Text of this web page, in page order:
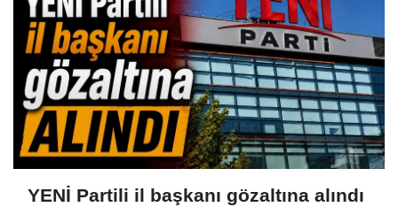
YENİ Partili il başkanı gözaltına alındı